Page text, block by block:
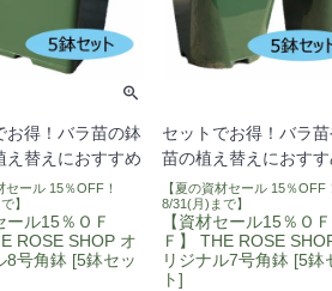
お得！バラ苗の鉢
え替えにおすすめ
セール 15％OFF！
】
ール15％ＯＦ
ROSE SHOP オ
8号角鉢 [5鉢セッ
セットでお得！バラ
苗の植え替えにおすす
【夏の資材セール 15％OFF！
8/31(月)まで】
【資材セール15％ＯＦ
Ｆ】 THE ROSE
リジナル7号角鉢 [5鉢
ト]